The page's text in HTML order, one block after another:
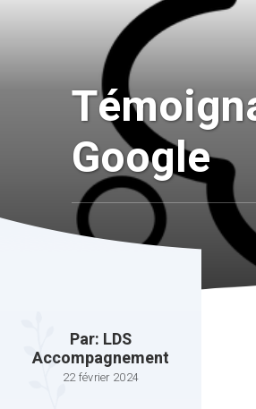
Google
Par: LDS
Accompagnement
22 février 2024